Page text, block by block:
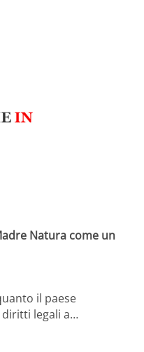
Natura come un
il paese
diritti legali a…